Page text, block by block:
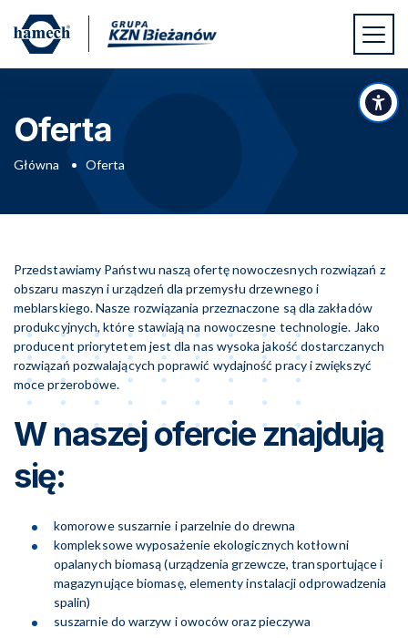
Oferta
Główna Oferta
Przedstawiamy Państwu naszą ofertę nowoczesnych rozwiązań z
obszaru maszyn i urządzeń dla przemysłu drzewnego i
meblarskiego. Nasze rozwiązania przeznaczone są dla zakładów
produkcyjnych, które stawiają na nowoczesne technologie. Jako
producent priorytetem jest dla nas wysoka jakość dostarczanych
rozwiązań pozwalających poprawić wydajność pracy i zwiększyć
moce przerobowe.
W naszej ofercie znajdują
się:
komorowe suszarnie i parzelnie do drewna
kompleksowe wyposażenie ekologicznych kotłowni
opalanych biomasą (urządzenia grzewcze, transportujące i
magazynujące biomasę, elementy instalacji odprowadzenia
spalin)
suszarnie do warzyw i owoców oraz pieczywa